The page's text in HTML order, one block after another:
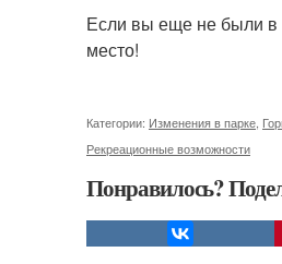
Если вы еще не были в
место!
Категории: Изменения в парке
Рекреационные возможности
Понравилось?